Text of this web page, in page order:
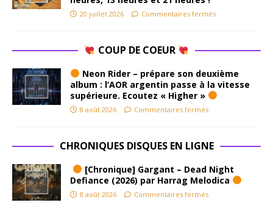
20 juillet 2026 Commentaires fermés
COUP DE COEUR
Neon Rider – prépare son deuxième
album : l’AOR argentin passe à la vitesse
supérieure. Ecoutez « Higher »
8 août 2026 Commentaires fermés
CHRONIQUES DISQUES EN LIGNE
[Chronique] Gargant – Dead Night
Defiance (2026) par Harrag Melodica
8 août 2026 Commentaires fermés